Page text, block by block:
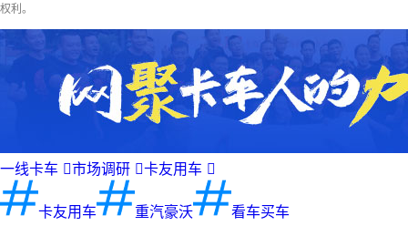
权利。
一线卡车 市场调研 卡友用车 
卡友用车 重汽豪沃
看车买车